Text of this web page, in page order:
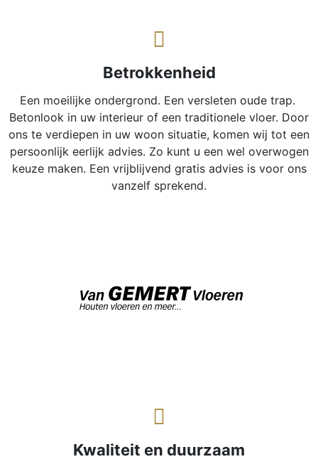
Betrokkenheid
Een moeilijke ondergrond. Een versleten oude trap.
Betonlook in uw interieur of een traditionele vloer. Door
ons te verdiepen in uw woon situatie, komen wij tot een
persoonlijk eerlijk advies. Zo kunt u een wel overwogen
keuze maken. Een vrijblijvend gratis advies is voor ons
vanzelf sprekend.
Kwaliteit en duurzaam